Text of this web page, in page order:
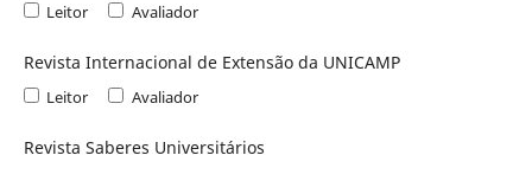
Leitor Avaliador
Revista Internacional de Extensão da UNICAMP
Leitor Avaliador
Revista Saberes Universitários